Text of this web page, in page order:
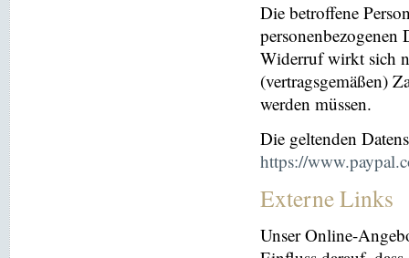
Die betroffene
personenbezogenen
Widerruf wirkt sich
(vertragsgemäßen)
werden müssen.
Die geltenden
https://
Externe Links
Unser Online-